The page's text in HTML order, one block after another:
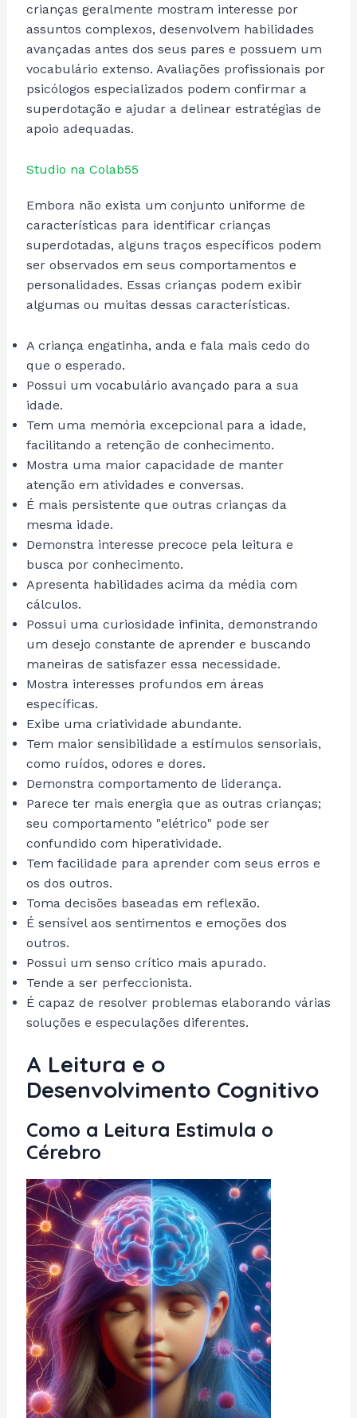
crianças geralmente mostram interesse por
assuntos complexos, desenvolvem habilidades
avançadas antes dos seus pares e possuem um
vocabulário extenso. Avaliações profissionais por
psicólogos especializados podem confirmar a
superdotação e ajudar a delinear estratégias de
apoio adequadas.
Studio na Colab55
Embora não exista um conjunto uniforme de
características para identificar crianças
superdotadas, alguns traços específicos podem
ser observados em seus comportamentos e
personalidades. Essas crianças podem exibir
algumas ou muitas dessas características.
A criança engatinha, anda e fala mais cedo do
que o esperado.
Possui um vocabulário avançado para a sua
idade.
Tem uma memória excepcional para a idade,
facilitando a retenção de conhecimento.
Mostra uma maior capacidade de manter
atenção em atividades e conversas.
É mais persistente que outras crianças da
mesma idade.
Demonstra interesse precoce pela leitura e
busca por conhecimento.
Apresenta habilidades acima da média com
cálculos.
Possui uma curiosidade infinita, demonstrando
um desejo constante de aprender e buscando
maneiras de satisfazer essa necessidade.
Mostra interesses profundos em áreas
específicas.
Exibe uma criatividade abundante.
Tem maior sensibilidade a estímulos sensoriais,
como ruídos, odores e dores.
Demonstra comportamento de liderança.
Parece ter mais energia que as outras crianças;
seu comportamento "elétrico" pode ser
confundido com hiperatividade.
Tem facilidade para aprender com seus erros e
os dos outros.
Toma decisões baseadas em reflexão.
É sensível aos sentimentos e emoções dos
outros.
Possui um senso crítico mais apurado.
Tende a ser perfeccionista.
É capaz de resolver problemas elaborando várias
soluções e especulações diferentes.
A Leitura e o
Desenvolvimento Cognitivo
Como a Leitura Estimula o
Cérebro